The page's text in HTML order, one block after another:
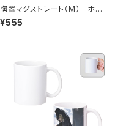
陶器マグストレート（M） ホワ
イト MG
¥555